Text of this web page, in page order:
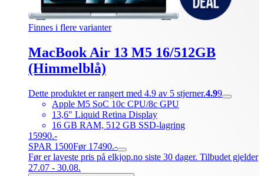
Finnes i flere varianter
MacBook Air 13 M5 16/512GB
(Himmelblå)
Dette produktet er rangert med 4.9 av 5 stjerner.4.99
Apple M5 SoC 10c CPU/8c GPU
13,6" Liquid Retina Display
16 GB RAM, 512 GB SSD-lagring
15990.-
SPAR 1500Før 17490.-
Før er laveste pris på elkjop.no siste 30 dager. Tilbudet gjelder
27.07 - 30.08.